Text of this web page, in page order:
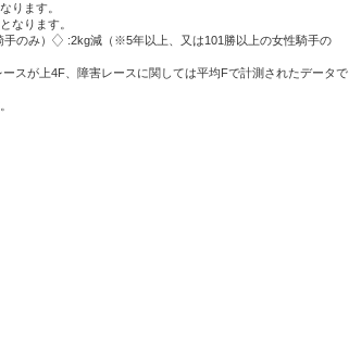
ります。
なります。
のみ）
:2kg減（※5年以上、又は101勝以上の女性騎手の
スが上4F、障害レースに関しては平均Fで計測されたデータで